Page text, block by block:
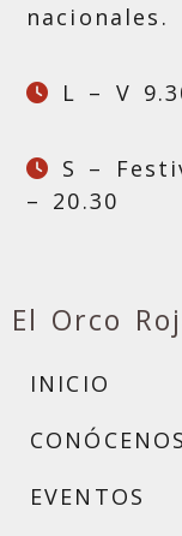
nacionales.
L – V
S –
– 20.30
El Orco
INICIO
CONÓCENOS
EVENTOS